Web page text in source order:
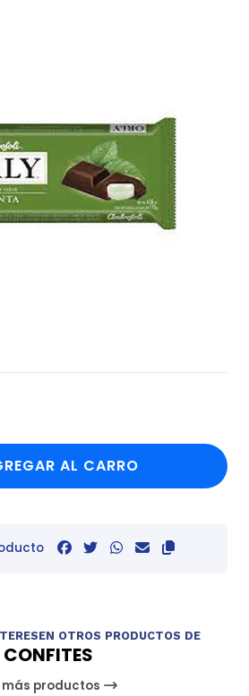
AL CARRO
OTROS PRODUCTOS DE
CONFITES
más productos